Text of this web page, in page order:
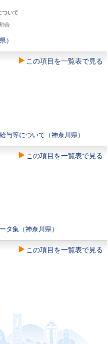
ついて
合
）
この項目を一覧表で見る
与等について（神奈川県）
この項目を一覧表で見る
タ集（神奈川県）
この項目を一覧表で見る